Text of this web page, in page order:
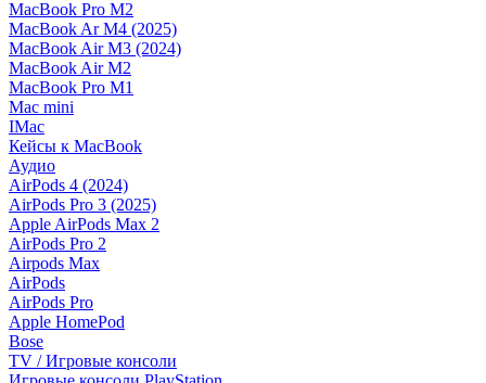
MacBook Pro M2
MacBook Ar M4 (2025)
MacBook Air M3 (2024)
MacBook Air M2
MacBook Pro M1
Mac mini
IMac
Кейсы к MacBook
Аудио
AirPods 4 (2024)
AirPods Pro 3 (2025)
Apple AirPods Max 2
AirPods Pro 2
Airpods Max
AirPods
AirPods Pro
Apple HomePod
Bose
TV / Игровые консоли